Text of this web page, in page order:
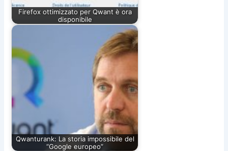
Firefox ottimizzato per Qwant è ora
disponibile
Qwanturank: La storia impossibile del
“Google europeo”